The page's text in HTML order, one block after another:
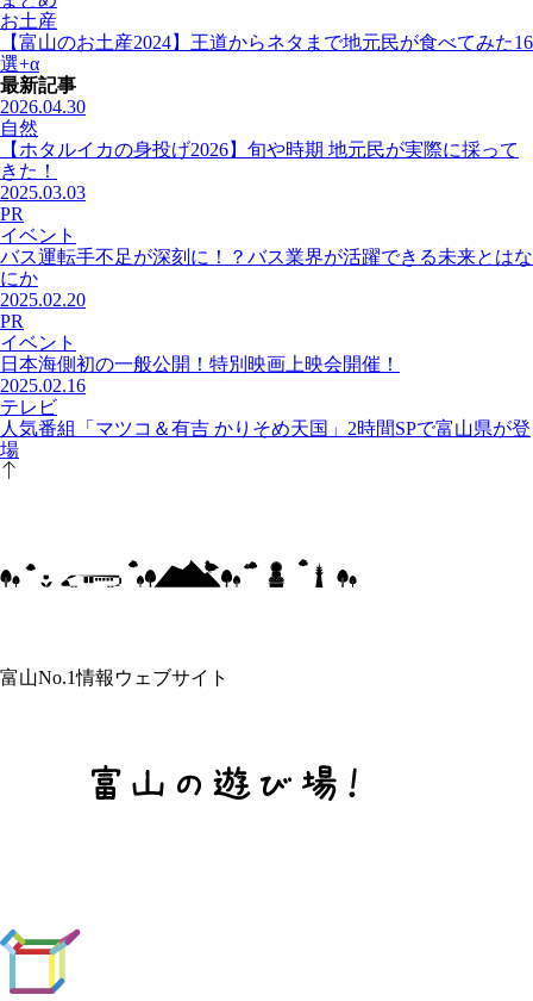
お土産
【富山のお土産2024】王道からネタまで地元民が食べてみた16
選+α
最新記事
2026.04.30
自然
【ホタルイカの身投げ2026】旬や時期 地元民が実際に採って
きた！
2025.03.03
PR
イベント
バス運転手不足が深刻に！？バス業界が活躍できる未来とはな
にか
2025.02.20
PR
イベント
日本海側初の一般公開！特別映画上映会開催！
2025.02.16
テレビ
人気番組「マツコ＆有吉 かりそめ天国」2時間SPで富山県が登
場
富山No.1情報ウェブサイト